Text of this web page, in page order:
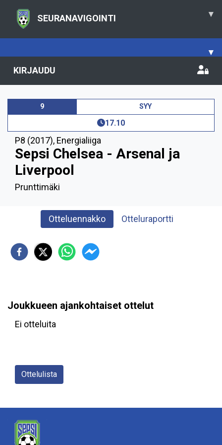
SEURANAVIGOINTI ▾
▾
KIRJAUDU
9 SYY
17.10
P8 (2017), Energialiiga
Sepsi Chelsea - Arsenal ja
Liverpool
Prunttimäki
Otteluennakko Otteluraportti
Joukkueen ajankohtaiset ottelut
Ei otteluita
Ottelulista